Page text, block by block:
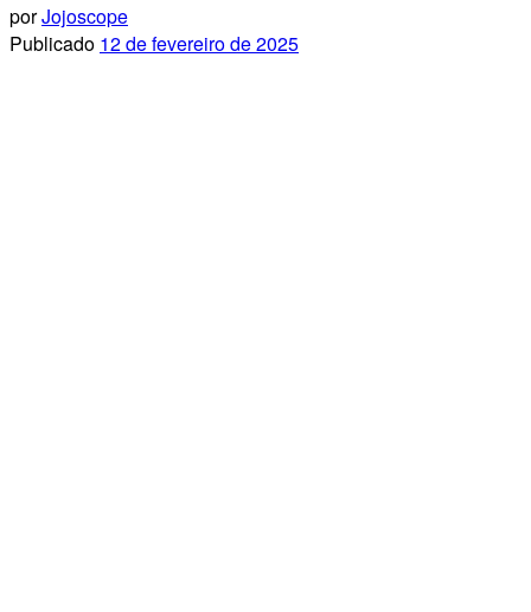
porJojoscope
Publicado 12 de fevereiro de 2025